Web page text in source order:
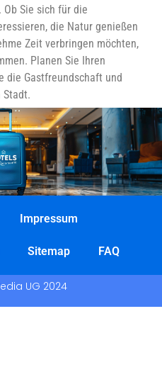
Sie sich für die
die Natur genießen
Zeit verbringen möchten,
Planen Sie Ihren
die Gastfreundschaft und
Stadt.
Impressum
Sitemap FAQ
UG 2024